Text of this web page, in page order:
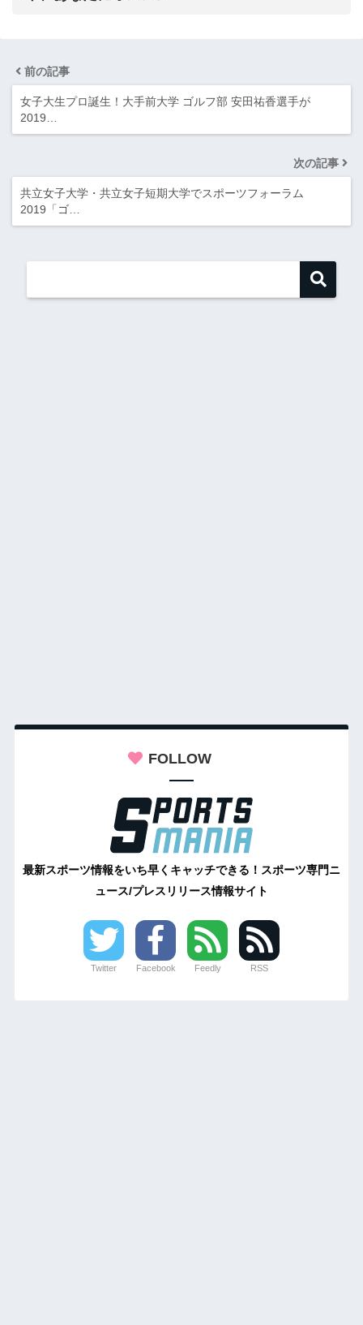
前の記事
女子大生プロ誕生！大手前大学 ゴルフ部 安田祐香選手が
2019…
次の記事
共立女子大学・共立女子短期大学でスポーツフォーラム
2019「ゴ…
FOLLOW
最新スポーツ情報をいち早くキャッチできる！スポーツ専門ニ
ュース/プレスリリース情報サイト
Twitter Facebook Feedly RSS